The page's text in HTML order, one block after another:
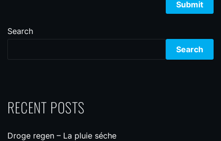
Search
Search
RECENT POSTS
Droge regen – La pluie séche